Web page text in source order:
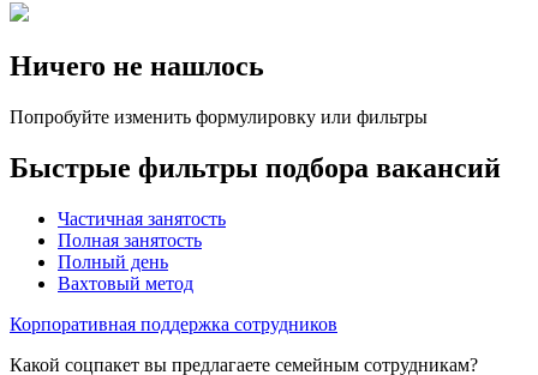
Ничего не нашлось
Попробуйте изменить формулировку или фильтры
Быстрые фильтры подбора вакансий
Частичная занятость
Полная занятость
Полный день
Вахтовый метод
Корпоративная поддержка сотрудников
Какой соцпакет вы предлагаете семейным сотрудникам?